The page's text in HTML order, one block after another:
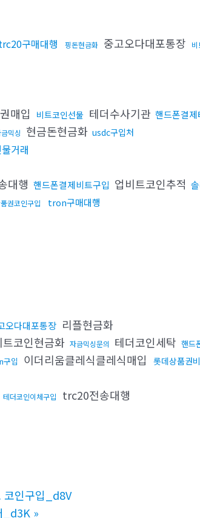
구매대행 핑돈현금화 중고오다대포통장
매입 비트코인선물 테더수사기관 핸드폰결
믹싱 현금돈현금화 usdc구입처
거래
대행 핸드폰결제비트구입 업비트코인추적
권코인구입
tron구매대행
오다대포통장 리플현금화
트코인현금화 자금믹싱문의 테더코인세탁 핸드
입 이더리움클레식클레식매입 롯데상품권
테더코인이체구입 trc20전송대행
코인구입_d8V
_d3K »